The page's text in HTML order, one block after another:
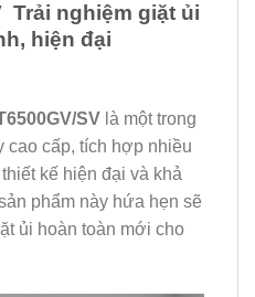
Trải nghiệm giặt ủi
hiện đại
SV là một trong
cao cấp, tích hợp nhiều
kế hiện đại và khả
phẩm này hứa hẹn sẽ
ủi hoàn toàn mới cho